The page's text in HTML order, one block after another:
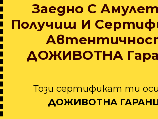
Заедно С
Получиш И
ДОЖИВОТНА
Този сертификат ти
ДОЖИВОТНА